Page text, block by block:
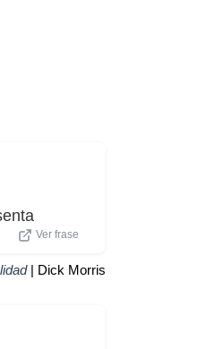
Ver frase
| Dick Morris